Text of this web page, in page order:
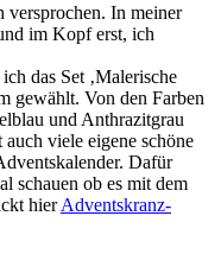
versprochen. In meiner
im Kopf erst, ich
das Set ‚Malerische
gewählt. Von den Farben
und Anthrazitgrau
viele eigene schöne
Dafür
schauen ob es mit dem
hierAdventskranz-